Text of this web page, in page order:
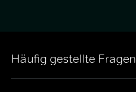
Häufig gestellte Fragen